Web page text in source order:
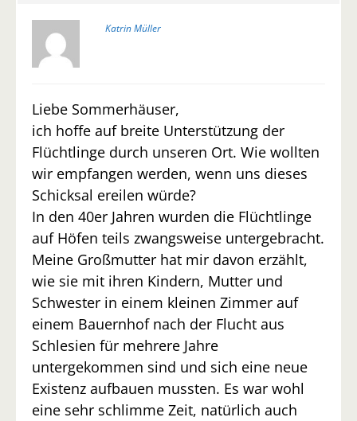
Katrin Müller
Liebe Sommerhäuser,
ich hoffe auf breite Unterstützung der
Flüchtlinge durch unseren Ort. Wie wollten
wir empfangen werden, wenn uns dieses
Schicksal ereilen würde?
In den 40er Jahren wurden die Flüchtlinge
auf Höfen teils zwangsweise untergebracht.
Meine Großmutter hat mir davon erzählt,
wie sie mit ihren Kindern, Mutter und
Schwester in einem kleinen Zimmer auf
einem Bauernhof nach der Flucht aus
Schlesien für mehrere Jahre
untergekommen sind und sich eine neue
Existenz aufbauen mussten. Es war wohl
eine sehr schlimme Zeit, natürlich auch